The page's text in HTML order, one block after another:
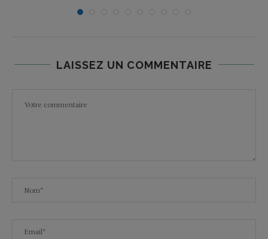
LAISSEZ UN COMMENTAIRE